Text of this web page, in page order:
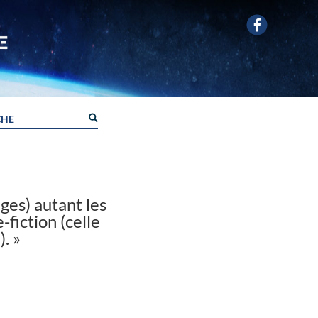
autant les
fiction (celle
»